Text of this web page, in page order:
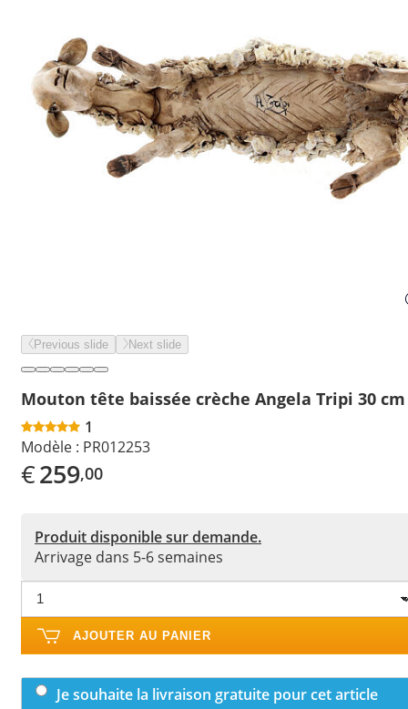
Previous slide Next slide
Mouton tête baissée crèche Angela Tripi 30 cm
1
Modèle : PR012253
€259,00
Produit disponible sur demande.
Arrivage dans 5-6 semaines
AJOUTER AU PANIER
Je souhaite la livraison gratuite pour cet article